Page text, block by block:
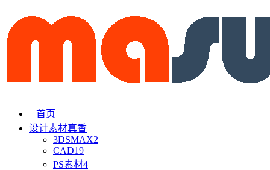
首页
设计素材真香
3DSMAX2
CAD19
PS素材4